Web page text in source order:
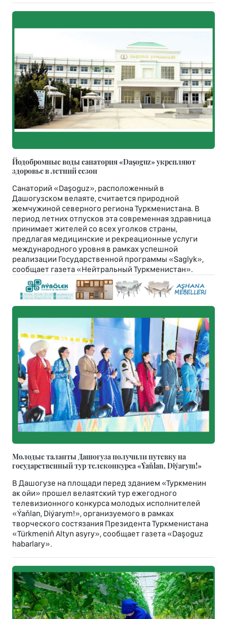
Йодобромные воды санатория «Daşoguz» укрепляют
здоровье в летний сезон
Санаторий «Daşoguz», расположенный в
Дашогузском велаяте, считается природной
жемчужиной северного региона Туркменистана. В
период летних отпусков эта современная здравница
принимает жителей со всех уголков страны,
предлагая медицинские и рекреационные услуги
международного уровня в рамках успешной
реализации Государственной программы «Saglyk»,
сообщает газета «Нейтральный Туркменистан».
Молодые таланты Дашогуза получили путевку на
государственный тур телеконкурса «Ýaňlan, Diýarym!»
В Дашогузе на площади перед зданием «Туркменин
ак ойи» прошел велаятский тур ежегодного
телевизионного конкурса молодых исполнителей
«Ýaňlan, Diýarym!», организуемого в рамках
творческого состязания Президента Туркменистана
«Türkmeniň Altyn asyry», сообщает газета «Daşoguz
habarlary».